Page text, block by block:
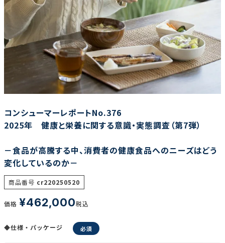
カテゴリで選ぶ
調査の種類で選ぶ
リセット 検索する
コンシューマーレポートNo.376
2025年 健康と栄養に関する意識・実態調査（第7弾）
－食品が高騰する中、消費者の健康食品へのニーズはどう
変化しているのか－
商品番号 cr220250520
価格 ¥462,000税込
◆仕様・パッケージ